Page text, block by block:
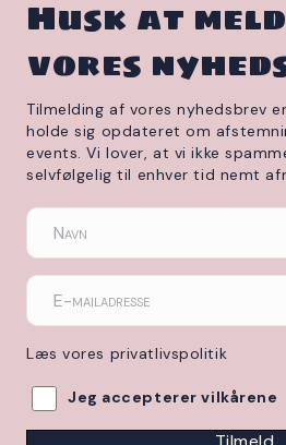
Husk at
vores
Tilmelding af vores nyhedsbrev
holde sig opdateret om
events. Vi lover, at vi ikke
selvfølgelig til enhver tid nemt
Læs vores privatlivspolitik
Jeg accepterer vilkårene